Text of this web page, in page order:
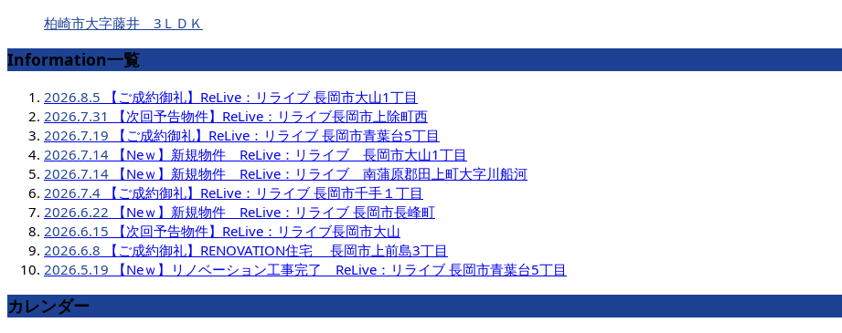
柏崎市大字藤井 3ＬＤＫ
Information一覧
2026.8.5
【ご成約御礼】ReLive：リライブ 長岡市大山1丁目
2026.7.31
【次回予告物件】ReLive：リライブ長岡市上除町西
2026.7.19
【ご成約御礼】ReLive：リライブ 長岡市青葉台5丁目
2026.7.14
【Neｗ】新規物件 ReLive：リライブ 長岡市大山1丁目
2026.7.14
【Neｗ】新規物件 ReLive：リライブ 南蒲原郡田上町大字川船河
2026.7.4
【ご成約御礼】ReLive：リライブ 長岡市千手１丁目
2026.6.22
【Neｗ】新規物件 ReLive：リライブ 長岡市長峰町
2026.6.15
【次回予告物件】ReLive：リライブ長岡市大山
2026.6.8
【ご成約御礼】RENOVATION住宅 長岡市上前島3丁目
2026.5.19
【Neｗ】リノベーション工事完了 ReLive：リライブ 長岡市青葉台5丁目
カレンダー